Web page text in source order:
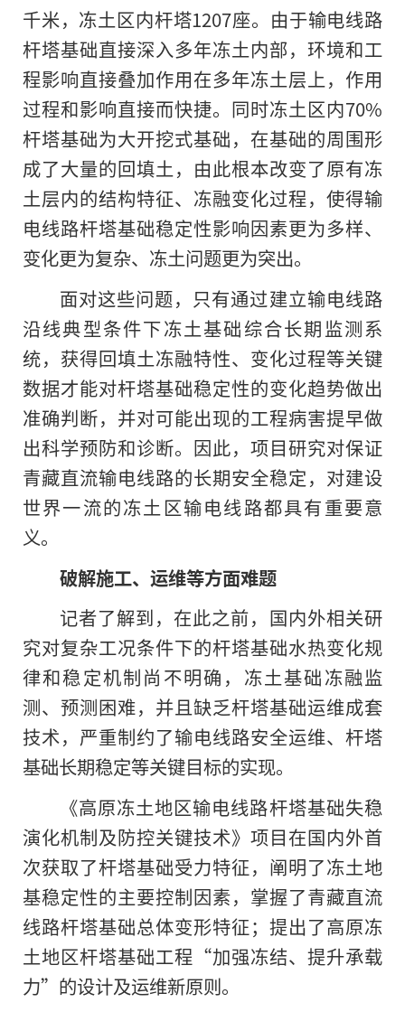
千米，冻土区内杆塔1207座。由于输电线路
杆塔基础直接深入多年冻土内部，环境和工
程影响直接叠加作用在多年冻土层上，作用
过程和影响直接而快捷。同时冻土区内70%
杆塔基础为大开挖式基础，在基础的周围形
成了大量的回填土，由此根本改变了原有冻
土层内的结构特征、冻融变化过程，使得输
电线路杆塔基础稳定性影响因素更为多样、
变化更为复杂、冻土问题更为突出。
面对这些问题，只有通过建立输电线路
沿线典型条件下冻土基础综合长期监测系
统，获得回填土冻融特性、变化过程等关键
数据才能对杆塔基础稳定性的变化趋势做出
准确判断，并对可能出现的工程病害提早做
出科学预防和诊断。因此，项目研究对保证
青藏直流输电线路的长期安全稳定，对建设
世界一流的冻土区输电线路都具有重要意
义。
破解施工、运维等方面难题
记者了解到，在此之前，国内外相关研
究对复杂工况条件下的杆塔基础水热变化规
律和稳定机制尚不明确，冻土基础冻融监
测、预测困难，并且缺乏杆塔基础运维成套
技术，严重制约了输电线路安全运维、杆塔
基础长期稳定等关键目标的实现。
《高原冻土地区输电线路杆塔基础失稳
演化机制及防控关键技术》项目在国内外首
次获取了杆塔基础受力特征，阐明了冻土地
基稳定性的主要控制因素，掌握了青藏直流
线路杆塔基础总体变形特征；提出了高原冻
土地区杆塔基础工程“加强冻结、提升承载
力”的设计及运维新原则。